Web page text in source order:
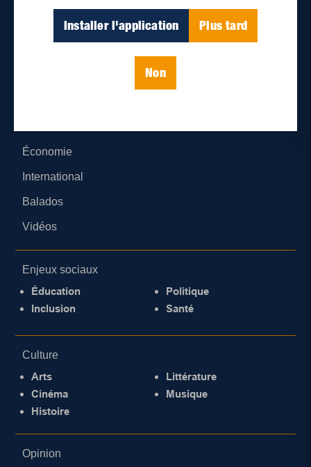
Installer l'application Plus tard
Non
Économie
International
Balados
Vidéos
Enjeux sociaux
Éducation
Inclusion
Politique
Santé
Culture
Arts
Cinéma
Histoire
Littérature
Musique
Opinion